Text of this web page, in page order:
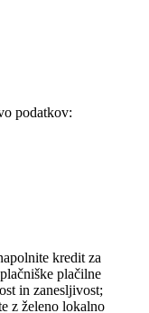
podatkov:
kredit za
plačilne
in zanesljivost;
z želeno lokalno